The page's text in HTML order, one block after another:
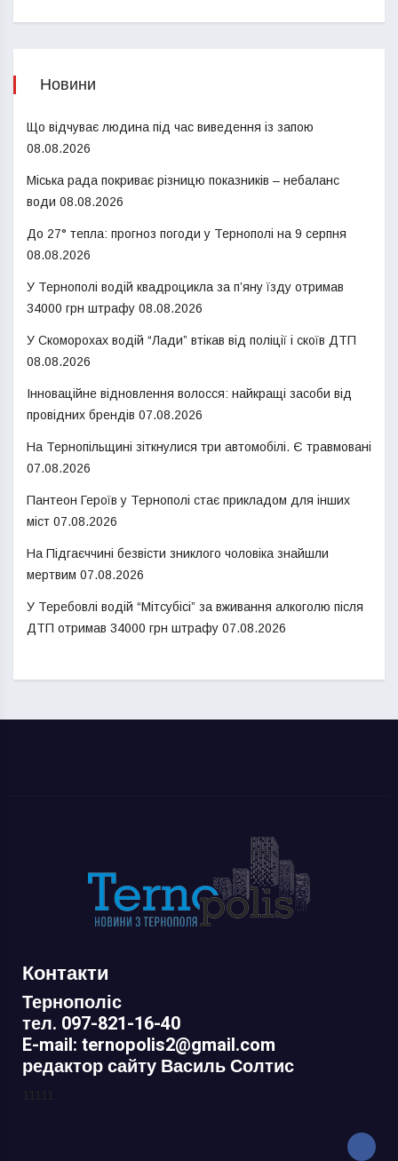
Новини
Що відчуває людина під час виведення із запою
08.08.2026
Міська рада покриває різницю показників – небаланс
води 08.08.2026
До 27° тепла: прогноз погоди у Тернополі на 9 серпня
08.08.2026
У Тернополі водій квадроцикла за п’яну їзду отримав
34000 грн штрафу 08.08.2026
У Скоморохах водій “Лади” втікав від поліції і скоїв ДТП
08.08.2026
Інноваційне відновлення волосся: найкращі засоби від
провідних брендів 07.08.2026
На Тернопільщині зіткнулися три автомобілі. Є травмовані
07.08.2026
Пантеон Героїв у Тернополі стає прикладом для інших
міст 07.08.2026
На Підгаєччині безвісти зниклого чоловіка знайшли
мертвим 07.08.2026
У Теребовлі водій “Мітсубісі” за вживання алкоголю після
ДТП отримав 34000 грн штрафу 07.08.2026
Контакти
Тернополіс
тел. 097-821-16-40
E-mail: ternopolis2@gmail.com
редактор сайту Василь Солтис